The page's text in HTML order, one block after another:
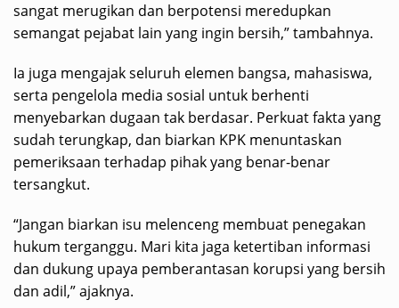
sangat merugikan dan berpotensi meredupkan
semangat pejabat lain yang ingin bersih,” tambahnya.
Ia juga mengajak seluruh elemen bangsa, mahasiswa,
serta pengelola media sosial untuk berhenti
menyebarkan dugaan tak berdasar. Perkuat fakta yang
sudah terungkap, dan biarkan KPK menuntaskan
pemeriksaan terhadap pihak yang benar-benar
tersangkut.
“Jangan biarkan isu melenceng membuat penegakan
hukum terganggu. Mari kita jaga ketertiban informasi
dan dukung upaya pemberantasan korupsi yang bersih
dan adil,” ajaknya.